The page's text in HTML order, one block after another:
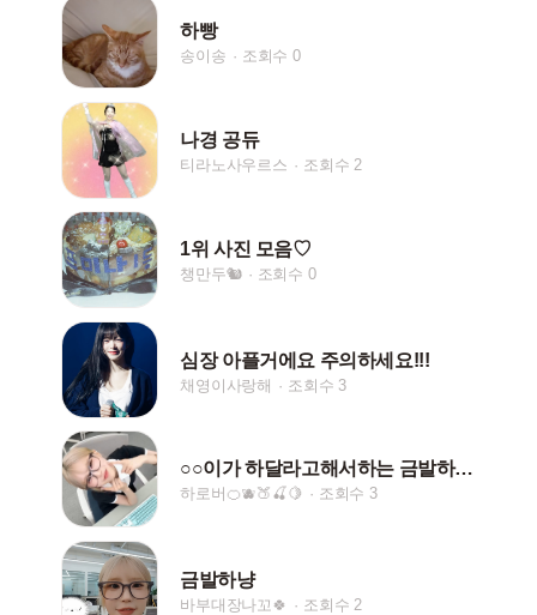
하빵
송이송 조회수 0
나경 공듀
티라노사우르스 조회수 2
1위 사진 모음♡
챙만두🐿 조회수 0
심장 아플거에요 주의하세요!!!
채영이사랑해 조회수 3
○○이가 하달라고해서하는 금발하냥 나눔 줍시 팔,핱하기
하로버🍊🫐🍑🍒🍋 조회수 3
금발하냥
바부대장나꼬🍀 조회수 2